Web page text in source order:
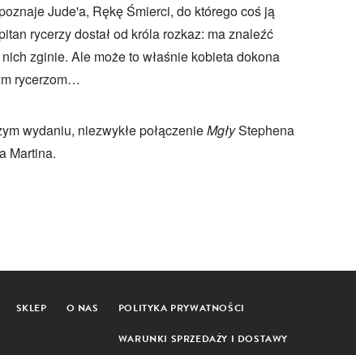
Jude'a, Rękę Śmierci, do którego coś ją
rycerzy dostał od króla rozkaz: ma znaleźć
zginie. Ale może to właśnie kobieta dokona
rycerzom…
wydaniu, niezwykłe połączenieMgłyStephena
Martina.
SKLEP O NAS POLITYKA PRYWATNOŚCI
WARUNKI SPRZEDAŻY I DOSTAWY